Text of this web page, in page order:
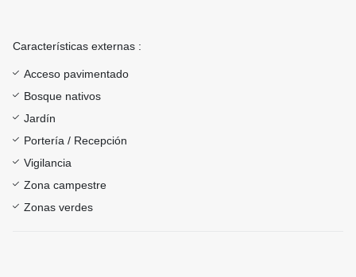
Características externas :
Acceso pavimentado
Bosque nativos
Jardín
Portería / Recepción
Vigilancia
Zona campestre
Zonas verdes